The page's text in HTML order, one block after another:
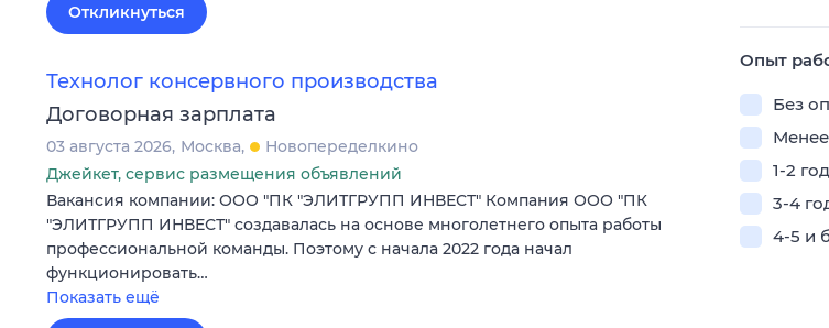
Откликнуться
Технолог консервного производства
Договорная зарплата
03 августа 2026 Москва
Новопеределкино
Джейкет, сервис размещения объявлений
Вакансия компании: ООО "ПК "ЭЛИТГРУПП ИНВЕСТ" Компания ООО "ПК
"ЭЛИТГРУПП ИНВЕСТ" создавалась на основе многолетнего опыта работы
профессиональной команды. Поэтому с начала 2022 года начал
функционировать…
Показать ещё
Опыт
Без
1-2
3-4
4-5 и